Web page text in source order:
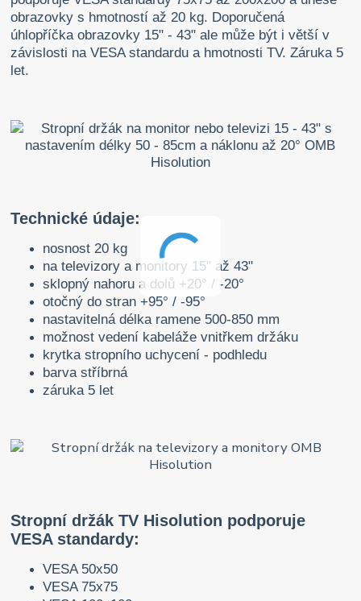
obrazovky s hmotností až 20 kg. Doporučená
úhlopříčka obrazovky 15" - 43" ale může být i větší v
závislosti na VESA standardu a hmotnosti TV. Záruka 5
let.
Technické údaje:
nosnost 20 kg
na televizory a monitory 15" až 43"
sklopný nahoru a dolů +20° / -20°
otočný do stran +95° / -95°
nastavitelná délka ramene 500-850 mm
možnost vedení kabeláže vnitřkem držáku
krytka stropního uchycení - podhledu
barva stříbrná
záruka 5 let
Stropní držák TV Hisolution podporuje
VESA standardy:
VESA 50x50
VESA 75x75